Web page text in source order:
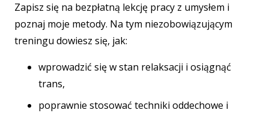
Zapisz się na bezpłatną lekcję pracy z umysłem i
poznaj moje metody. Na tym niezobowiązującym
treningu dowiesz się, jak:
wprowadzić się w stan relaksacji i osiągnąć
trans,
poprawnie stosować techniki oddechowe i